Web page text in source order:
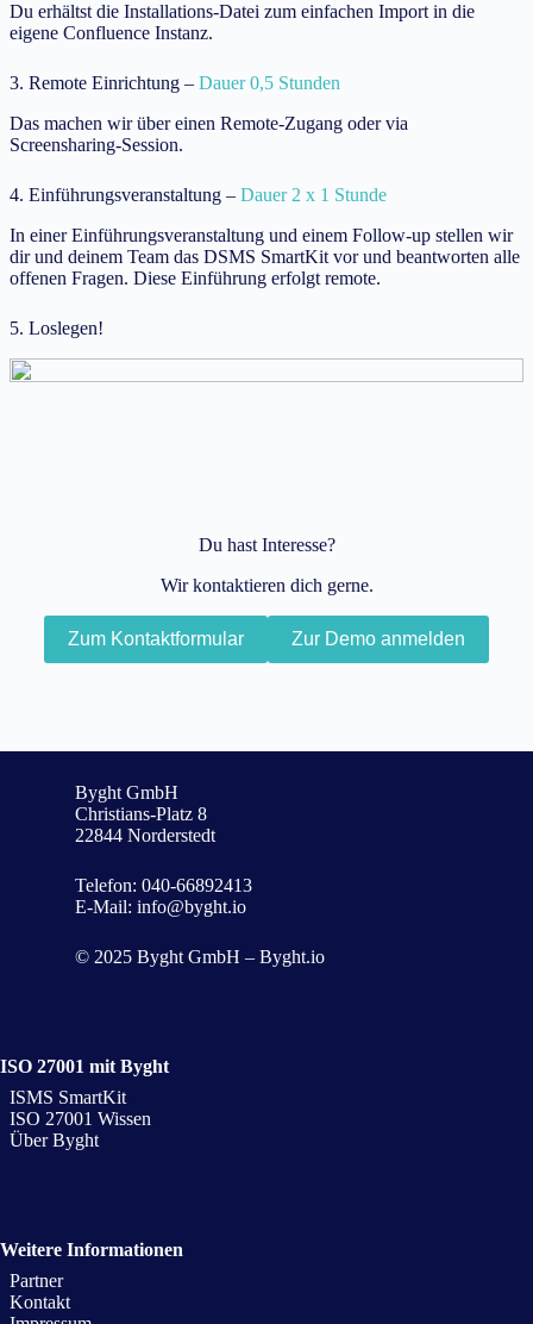
Du erhältst die Installations-Datei zum einfachen Import in die
eigene Confluence Instanz.
3. Remote Einrichtung – Dauer 0,5 Stunden
Das machen wir über einen Remote-Zugang oder via
Screensharing-Session.
4. Einführungsveranstaltung – Dauer 2 x 1 Stunde
In einer Einführungsveranstaltung und einem Follow-up stellen wir
dir und deinem Team das DSMS SmartKit vor und beantworten alle
offenen Fragen. Diese Einführung erfolgt remote.
5. Loslegen!
Du hast Interesse?
Wir kontaktieren dich gerne.
Zum Kontaktformular Zur Demo anmelden
Byght GmbH
Christians-Platz 8
22844 Norderstedt
Telefon: 040-66892413
E-Mail: info@byght.io
© 2025 Byght GmbH – Byght.io
ISO 27001 mit Byght
ISMS SmartKit
ISO 27001 Wissen
Über Byght
Weitere Informationen
Partner
Kontakt